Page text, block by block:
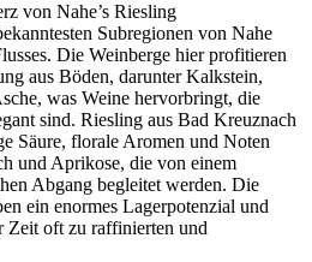
von Nahe’s Riesling
Subregionen von Nahe
Die Weinberge hier profitieren
aus Böden, darunter Kalkstein,
was Weine hervorbringt, die
sind. Riesling aus Bad Kreuznach
Säure, florale Aromen und Noten
und Aprikose, die von einem
Abgang begleitet werden. Die
ein enormes Lagerpotenzial und
Zeit oft zu raffinierten und